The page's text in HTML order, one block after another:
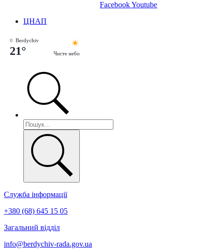
FacebookYoutube
ЦНАП
Berdychiv
21° Чисте небо
Служба інформації
+380 (68) 645 15 05
Загальний відділ
info@berdychiv-rada.gov.ua